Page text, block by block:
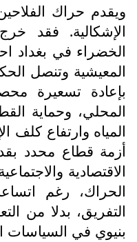
ويقدم حراك
الإشكالية. فقد
الخضراء في بغداد
المعيشية وتنصل
بإعادة تسعيرة
المحلي، وحماية
المياه وارتفاع كلف
أزمة قطاع محدد
الاقتصادية
الحراك، رغم
التفريق، بدلا من
بنيوي في السياسات